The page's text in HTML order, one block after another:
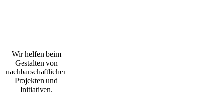
Wir helfen beim
Gestalten von
nachbarschaftlichen
Projekten und
Initiativen.